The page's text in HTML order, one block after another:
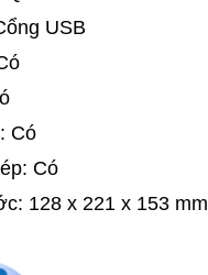
USB
Có
Có
128 x 221 x 153 mm